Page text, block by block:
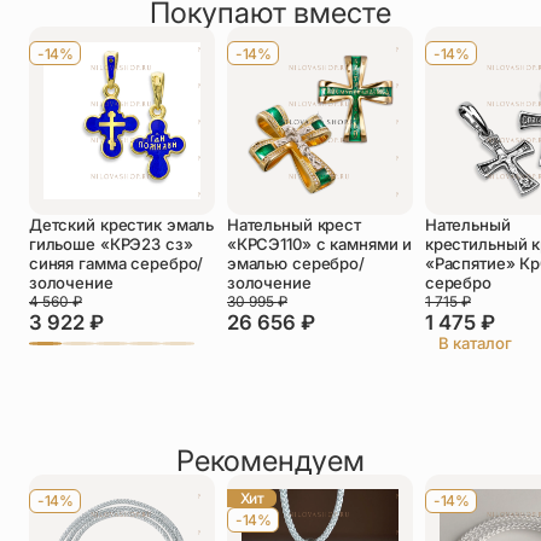
монастыре г. Москвы. Молятся ей, прося помощи в
житейских скорбях и нуждах, укрепления в вере,
утешения и заступничества. По бокам служащие ей
ангелы.
Оставить отзыв
Телефон
Отзыв*
Прикрепить фото
Покупают вместе
-14%
Детский крестик эмаль
гильоше «КРЭ23 сз»
синяя гамма серебро/
золочение
3 922 ₽
4 560₽
-14%
Нательный крест
«КРСЭ110» с камнями и
эмалью серебро/
золочение
26 656 ₽
30 995₽
-14%
Нательный
крестильный
«Распятие»
серебро
1 475 ₽
1 715₽
В каталог
Рекомендуем
-14%
Хит
-14%
-14%